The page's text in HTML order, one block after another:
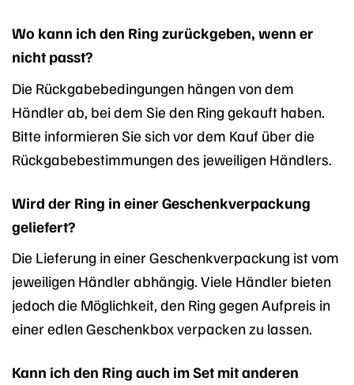
Wo kann ich den Ring zurückgeben, wenn er
nicht passt?
Die Rückgabebedingungen hängen von dem
Händler ab, bei dem Sie den Ring gekauft haben.
Bitte informieren Sie sich vor dem Kauf über die
Rückgabebestimmungen des jeweiligen Händlers.
Wird der Ring in einer Geschenkverpackung
geliefert?
Die Lieferung in einer Geschenkverpackung ist vom
jeweiligen Händler abhängig. Viele Händler bieten
jedoch die Möglichkeit, den Ring gegen Aufpreis in
einer edlen Geschenkbox verpacken zu lassen.
Kann ich den Ring auch im Set mit anderen